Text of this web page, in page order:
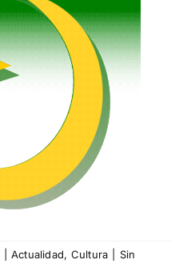
Actualidad, Cultura
Sin